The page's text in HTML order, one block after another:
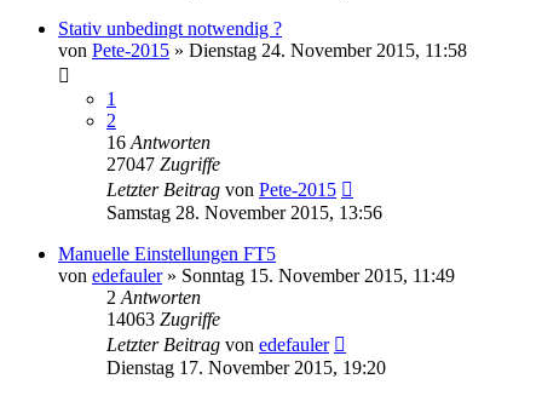
Stativ unbedingt notwendig ?
von Pete-2015 » Dienstag 24. November 2015, 11:58
1
2
16 Antworten
27047 Zugriffe
Letzter Beitrag von Pete-2015
Samstag 28. November 2015, 13:56
Manuelle Einstellungen FT5
von edefauler» Sonntag 15. November 2015, 11:49
2 Antworten
14063 Zugriffe
Letzter Beitrag von edefauler
Dienstag 17. November 2015, 19:20